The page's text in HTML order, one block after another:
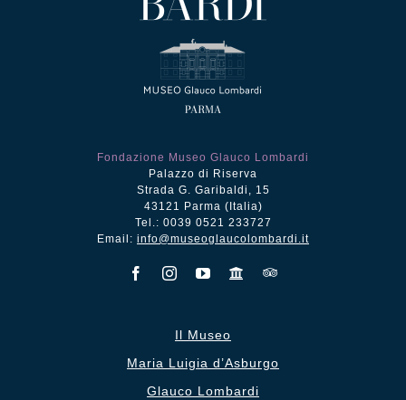
Fondazione Museo Glauco Lombardi
Palazzo di Riserva
Strada G. Garibaldi, 15
43121 Parma (Italia)
Tel.: 0039 0521 233727
Email: info@museoglaucolombardi.it
Il Museo
Maria Luigia d’Asburgo
Glauco Lombardi